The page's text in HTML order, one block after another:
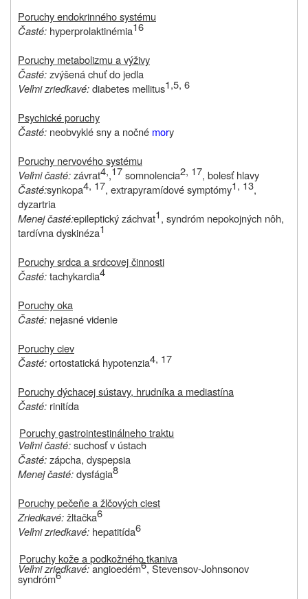
Poruchy endokrinného systému
Časté: hyperprolaktinémia16
Poruchy metabolizmu a výživy
Časté:zvýšená chuť do jedla
Veľmi zriedkavé:diabetes mellitus1,5, 6
Psychické poruchy
Časté: neobvyklé sny a nočné mory
Poruchy nervového systému
Veľmi časté:závrat4,,17somnolencia2, 17, bolesť hlavy
Časté:synkopa4, 17, extrapyramídové symptómy1, 13,
dyzartria
Menej časté:epileptický záchvat1, syndróm nepokojných nôh,
tardívna dyskinéza1
Poruchy srdca a srdcovej činnosti
Časté:tachykardia4
Poruchy oka
Časté: nejasné videnie
Poruchy ciev
Časté:ortostatická hypotenzia4, 17
Poruchy dýchacej sústavy, hrudníka a mediastína
Časté: rinitída
Poruchy gastrointestinálneho traktu
Veľmi časté:suchosť v ústach
Časté:zápcha, dyspepsia
Menej časté:dysfágia8
Poruchy pečeňe a žlčových ciest
Zriedkavé:žltačka6
Veľmi zriedkavé: hepatitída6
Poruchy kože a podkožného tkaniva
Veľmi zriedkavé:angioedém6, Stevensov-Johnsonov
syndróm6